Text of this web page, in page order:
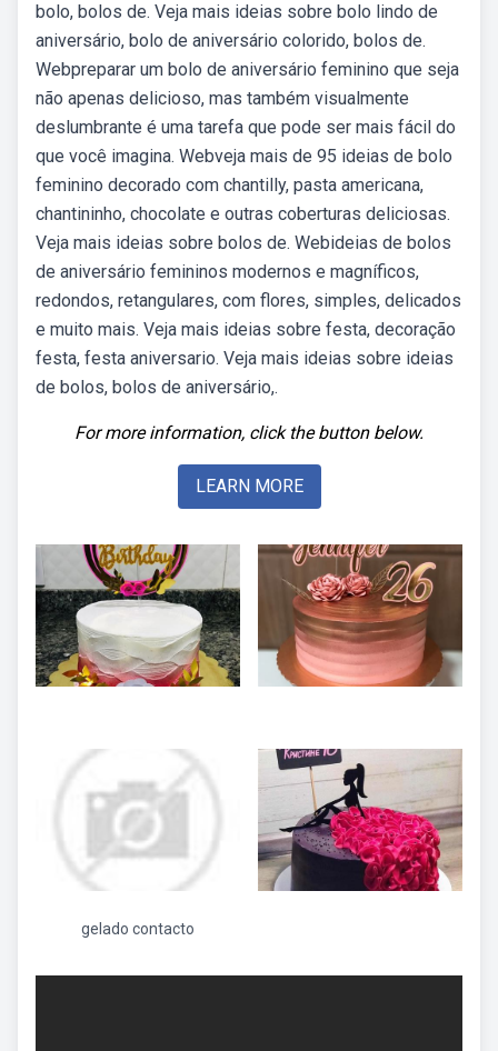
bolo, bolos de. Veja mais ideias sobre bolo lindo de
aniversário, bolo de aniversário colorido, bolos de.
Webpreparar um bolo de aniversário feminino que seja
não apenas delicioso, mas também visualmente
deslumbrante é uma tarefa que pode ser mais fácil do
que você imagina. Webveja mais de 95 ideias de bolo
feminino decorado com chantilly, pasta americana,
chantininho, chocolate e outras coberturas deliciosas.
Veja mais ideias sobre bolos de. Webideias de bolos
de aniversário femininos modernos e magníficos,
redondos, retangulares, com flores, simples, delicados
e muito mais. Veja mais ideias sobre festa, decoração
festa, festa aniversario. Veja mais ideias sobre ideias
de bolos, bolos de aniversário,.
For more information, click the button below.
LEARN MORE
gelado contacto